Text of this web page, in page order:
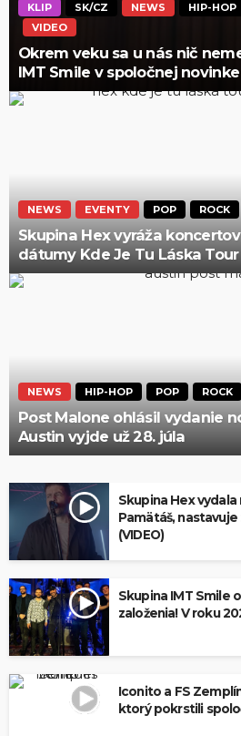
KLIP SK/CZ NEWS HIP-HOP
VIDEO
Okrem veku sa u nás nič
IMT Smile v spoločnej novinke
NEWS EVENTY POP ROCK
Skupina Hex vyráža
dátumy Kde Je Tu Láska
NEWS HIP-HOP POP ROCK
Post Malone ohlásil vydanie
Austin vyjde už 28. júla
Skupina Hex vydala
Pamätáš,
(VIDEO)
Skupina IMT Smile
založenia! V roku
Iconito a FS
ktorý pokrstili